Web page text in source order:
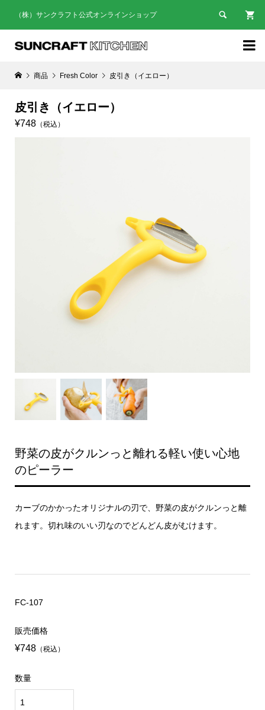
（株）サンクラフト公式オンラインショップ 

商品 Fresh Color 皮引き（イエロー）
皮引き（イエロー）
¥748（税込）
野菜の皮がクルンっと離れる軽い使い心地
のピーラー
カーブのかかったオリジナルの刃で、野菜の皮がクルンっと離
れます。切れ味のいい刃なのでどんどん皮がむけます。
FC-107
販売価格
¥748（税込）
数量